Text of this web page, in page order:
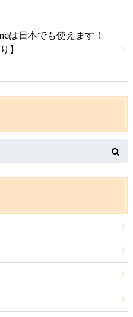
は日本でも使えます！
】